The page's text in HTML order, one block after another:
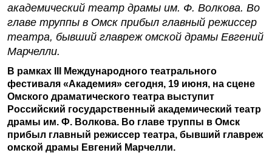
академический театр драмы им. Ф. Волкова. Во
главе труппы в Омск прибыл главный режиссер
театра, бывший главреж омской драмы Евгений
Марчелли.
В рамках III Международного театрального
фестиваля «Академия» сегодня, 19 июня, на сцене
Омского драматического театра выступит
Российский государственный академический театр
драмы им. Ф. Волкова. Во главе труппы в Омск
прибыл главный режиссер театра, бывший главреж
омской драмы Евгений Марчелли.